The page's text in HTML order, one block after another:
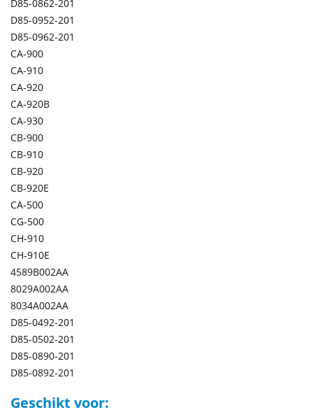
D85-0862-201
D85-0952-201
D85-0962-201
CA-900
CA-910
CA-920
CA-920B
CA-930
CB-900
CB-910
CB-920
CB-920E
CA-500
CG-500
CH-910
CH-910E
4589B002AA
8029A002AA
8034A002AA
D85-0492-201
D85-0502-201
D85-0890-201
D85-0892-201
Geschikt voor: